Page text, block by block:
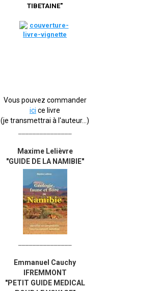
TIBETAINE"
Vous pouvez commander
ici ce livre
(je transmettrai à l'auteur...)
Maxime Lelièvre
"GUIDE DE LA NAMIBIE"
Emmanuel Cauchy
IFREMMONT
"PETIT GUIDE MEDICAL